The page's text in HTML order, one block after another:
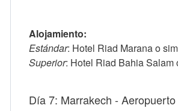
Alojamiento:
Estándar: Hotel Riad Marana o
Superior: Hotel Riad Bahia Salam
Día 7: Marrakech - Aeropuerto